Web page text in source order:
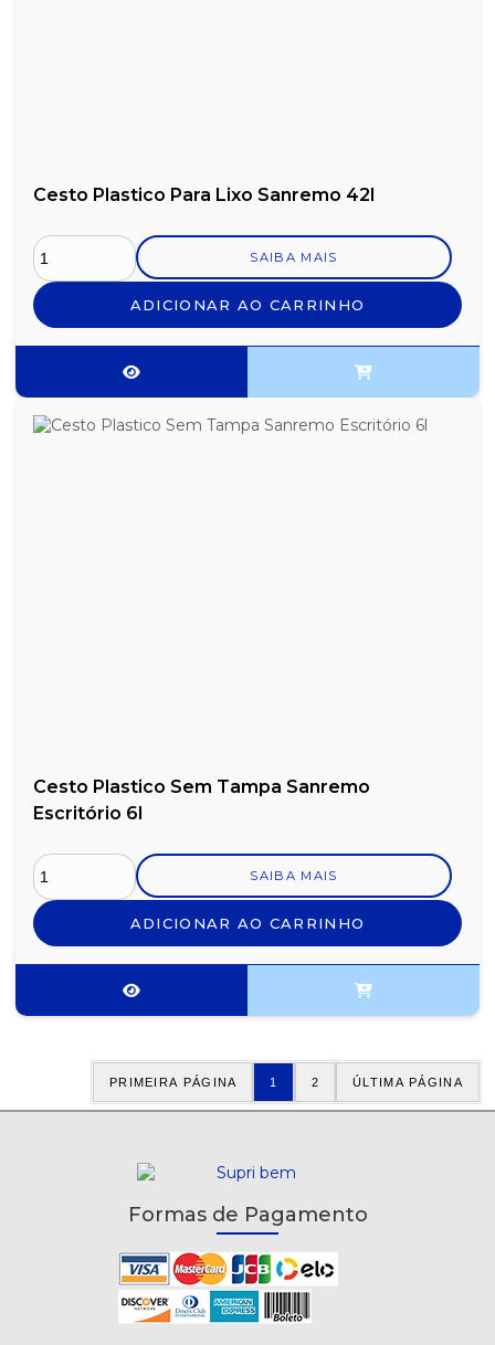
Cesto Plastico Para Lixo Sanremo 42l
SAIBA MAIS
ADICIONAR AO CARRINHO
Cesto Plastico Sem Tampa Sanremo
Escritório 6l
SAIBA MAIS
ADICIONAR AO CARRINHO
PRIMEIRA PÁGINA 1 2 ÚLTIMA PÁGINA
Formas de Pagamento